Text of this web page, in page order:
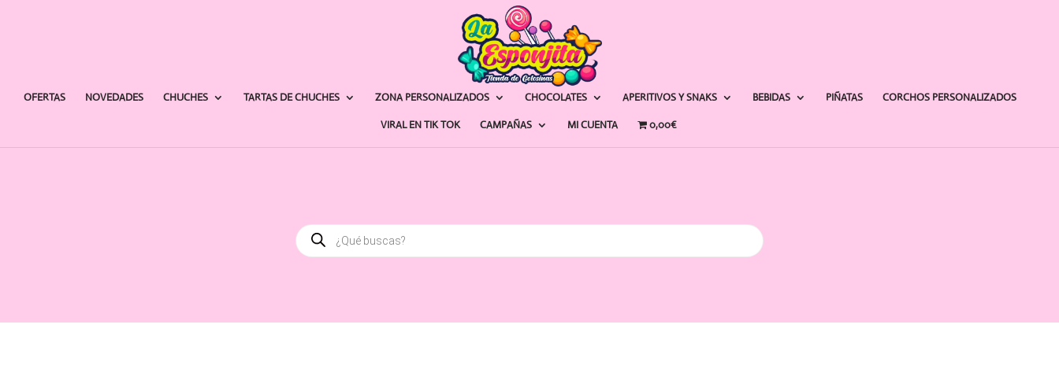
OFERTAS NOVEDADES CHUCHES TARTAS DE CHUCHES ZONA PERSONALIZADOS CHOCOLATES APERITIVOS Y SNAKS BEBIDAS PIÑATAS CORCHOS PERSONALIZADOS
VIRAL EN TIK TOK CAMPAÑAS MI CUENTA 0,00€
Búsqueda
de
productos